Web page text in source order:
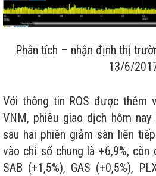
Phân tích – nhận định thị
13/6/
Với thông tin ROS được thêm
VNM, phiêu giao dịch hôm
sau hai phiên giảm sàn liên
vào chỉ số chung là +6,9%, còn
SAB (+1,5%), GAS (+0,5%),